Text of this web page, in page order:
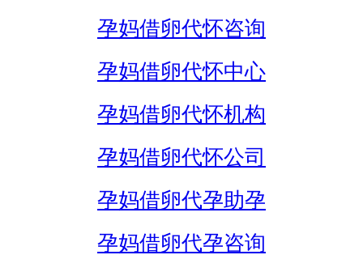
孕妈借卵代怀咨询
孕妈借卵代怀中心
孕妈借卵代怀机构
孕妈借卵代怀公司
孕妈借卵代孕助孕
孕妈借卵代孕咨询